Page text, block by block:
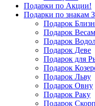
Подарки по Акции!
Подарки по знакам
Подарок
Подарок Весам
Подарок
Подарок Деве
Подарок для
Подарок
Подарок Льву
Подарок Овну
Подарок Раку
Подарок